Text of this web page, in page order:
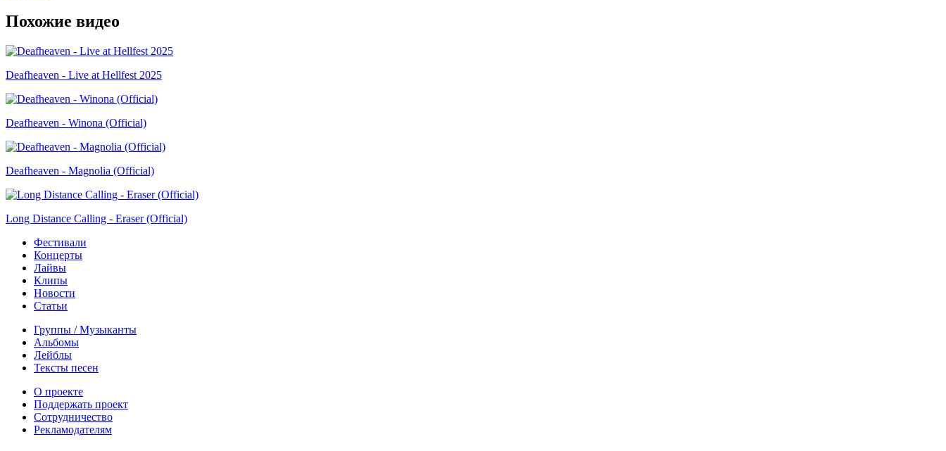
Похожие видео
Deafheaven - Live at Hellfest 2025
Deafheaven - Winona (Official)
Deafheaven - Magnolia (Official)
Long Distance Calling - Eraser (Official)
Фестивали
Концерты
Лайвы
Клипы
Новости
Статьи
Группы / Музыканты
Альбомы
Лейблы
Тексты песен
О проекте
Поддержать проект
Сотрудничество
Рекламодателям